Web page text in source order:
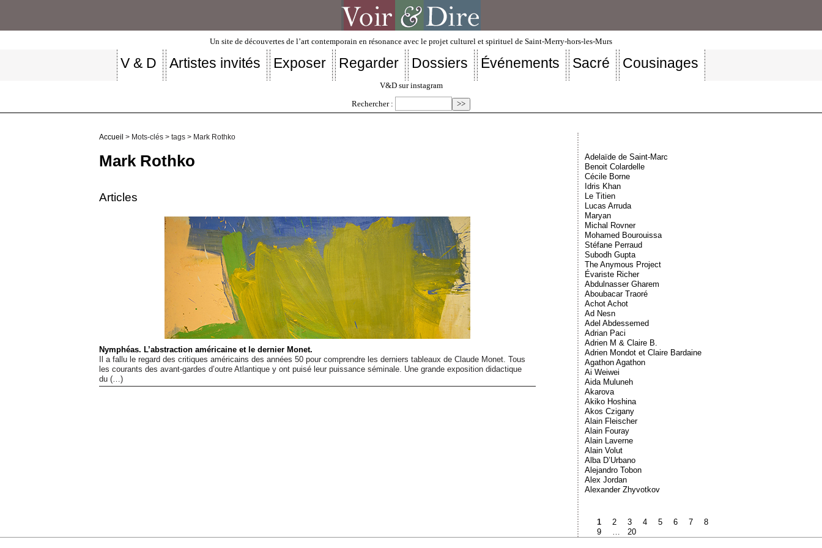
Un site de découvertes de l’art contemporain en résonance avec le projet culturel et spirituel de Saint-Merry-hors-les-Murs
V & D Artistes invités Exposer Regarder Dossiers Événements Sacré Cousinages
V&D sur instagram
Rechercher :
Accueil > Mots-clés > tags > Mark Rothko
Mark Rothko
Articles
Nymphéas. L’abstraction américaine et le dernier Monet.
Il a fallu le regard des critiques américains des années 50 pour comprendre les derniers tableaux de Claude Monet. Tous
les courants des avant-gardes d’outre Atlantique y ont puisé leur puissance séminale. Une grande exposition didactique
du (…)
Adelaïde de Saint-Marc
Benoit Colardelle
Cécile Borne
Idris Khan
Le Titien
Lucas Arruda
Maryan
Michal Rovner
Mohamed Bourouissa
Stéfane Perraud
Subodh Gupta
The Anymous Project
Évariste Richer
Abdulnasser Gharem
Aboubacar Traoré
Achot Achot
Ad Nesn
Adel Abdessemed
Adrian Paci
Adrien M & Claire B.
Adrien Mondot et Claire Bardaine
Agathon Agathon
Ai Weiwei
Aida Muluneh
Akarova
Akiko Hoshina
Akos Czigany
Alain Fleischer
Alain Fouray
Alain Laverne
Alain Volut
Alba D’Urbano
Alejandro Tobon
Alex Jordan
Alexander Zhyvotkov
1 2 3 4 5 6 7
8
9
20